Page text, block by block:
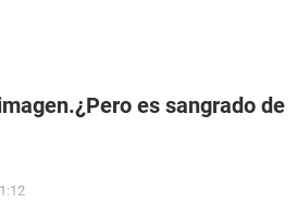
es sangrado de